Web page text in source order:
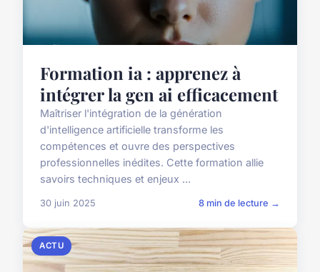
Formation ia : apprenez à
intégrer la gen ai efficacement
Maîtriser l'intégration de la génération
d'intelligence artificielle transforme les
compétences et ouvre des perspectives
professionnelles inédites. Cette formation allie
savoirs techniques et enjeux ...
30 juin 2025 8 min de lecture →
ACTU